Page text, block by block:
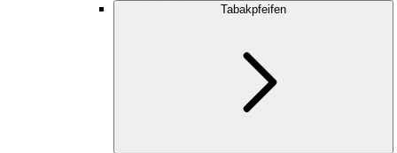
Tabakpfeifen